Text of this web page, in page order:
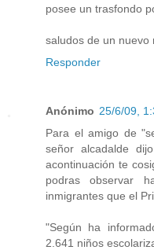
posee un trasfondo
saludos de un nuevo
Responder
Anónimo 25/6/09,
Para el amigo de
señor alcadalde
acontinuación te
podras observar
inmigrantes que el
"Según ha
2.641 niños